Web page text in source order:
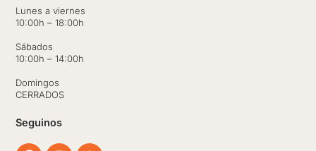
Lunes a viernes
10:00h – 18:00h
Sábados
10:00h – 14:00h
Domingos
CERRADOS
Seguinos